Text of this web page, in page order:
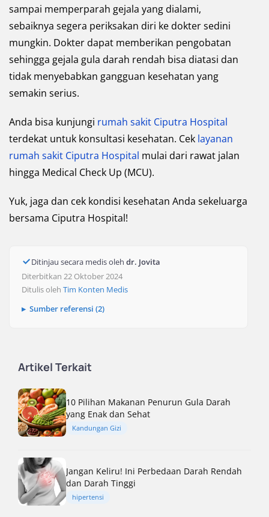
sampai memperparah gejala yang dialami,
sebaiknya segera periksakan diri ke dokter sedini
mungkin. Dokter dapat memberikan pengobatan
sehingga gejala gula darah rendah bisa diatasi dan
tidak menyebabkan gangguan kesehatan yang
semakin serius.
Anda bisa kunjungi rumah sakit Ciputra Hospital
terdekat untuk konsultasi kesehatan. Cek layanan
rumah sakit Ciputra Hospital mulai dari rawat jalan
hingga Medical Check Up (MCU).
Yuk, jaga dan cek kondisi kesehatan Anda sekeluarga
bersama Ciputra Hospital!
Ditinjau secara medis oleh dr. Jovita
Diterbitkan 22 Oktober 2024
Ditulis oleh Tim Konten Medis
Sumber referensi (2)
Artikel Terkait
10 Pilihan Makanan Penurun Gula Darah
yang Enak dan Sehat
Kandungan Gizi
Jangan Keliru! Ini Perbedaan Darah Rendah
dan Darah Tinggi
hipertensi